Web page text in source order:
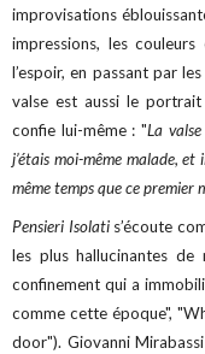
improvisations
impressions, les
l’espoir, en passant par
valse est aussi le
confie lui-même : "La
j’étais moi-même malade, et
même temps que ce premier
Pensieri Isolatis’écoute
les plus hallucinantes
confinement qui a
comme cette époque",
door"). Giovanni